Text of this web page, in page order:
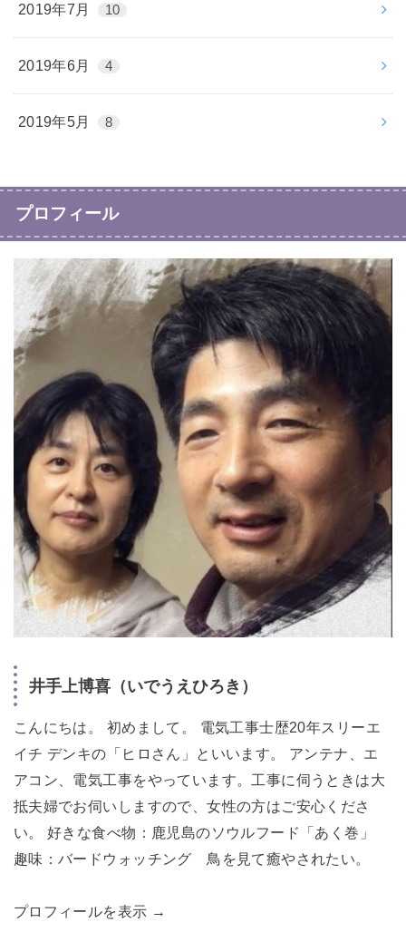
2019年7月 10
2019年6月 4
2019年5月 8
プロフィール
井手上博喜（いでうえひろき）
こんにちは。 初めまして。 電気工事士歴20年スリーエ
イチ デンキの「ヒロさん」といいます。 アンテナ、エ
アコン、電気工事をやっています。工事に伺うときは大
抵夫婦でお伺いしますので、女性の方はご安心くださ
い。 好きな食べ物：鹿児島のソウルフード「あく巻」
趣味：バードウォッチング 鳥を見て癒やされたい。
プロフィールを表示 →